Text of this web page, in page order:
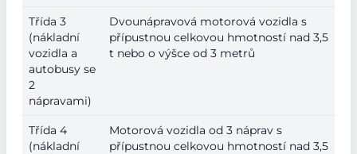
Třída 3
(nákladní
vozidla a
autobusy se
2
nápravami)
Dvounápravová motorová vozidla s
přípustnou celkovou hmotností nad 3,5
t nebo o výšce od 3 metrů
Třída 4
(nákladní
Motorová vozidla od 3 náprav s
přípustnou celkovou hmotností nad 3,5